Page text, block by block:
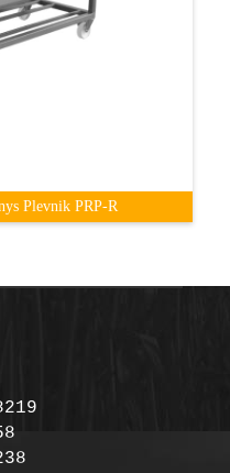
Plevnik PRP-R